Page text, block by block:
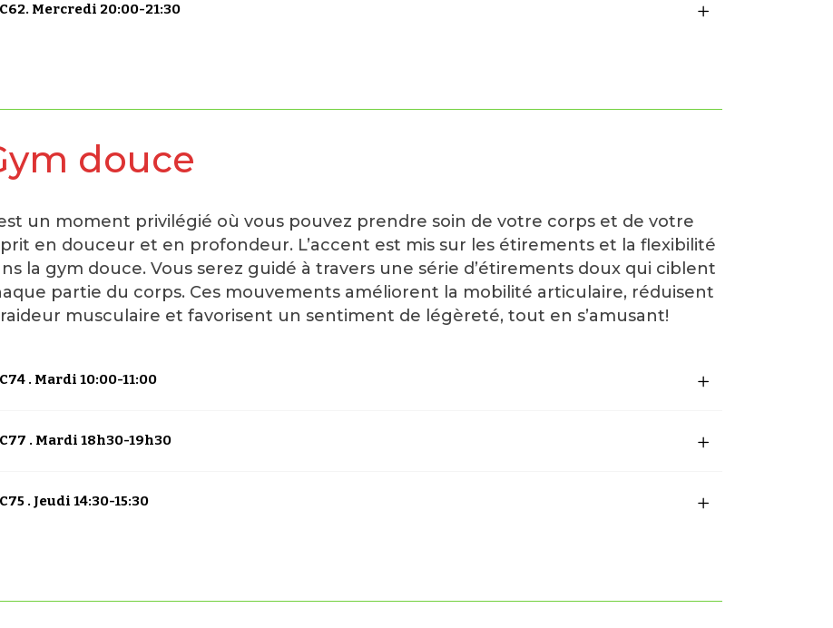
C62. Mercredi 20:00-21:30
douce
un moment privilégié où vous pouvez prendre soin de votre corps et de votre
en douceur et en profondeur. L’accent est mis sur les étirements et la flexibilité
la gym douce. Vous serez guidé à travers une série d’étirements doux qui ciblent
partie du corps. Ces mouvements améliorent la mobilité articulaire, réduisent
raideur musculaire et favorisent un sentiment de légèreté, tout en s’amusant!
C74 . Mardi 10:00-11:00
C77 . Mardi 18h30-19h30
C75 . Jeudi 14:30-15:30